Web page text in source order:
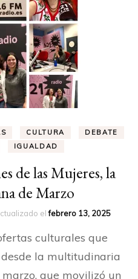
CULTURA
DEBATE
IGUALDAD
de las Mujeres, la
de Marzo
elfebrero 13, 2025
culturales que
la multitudinaria
que movilizó un